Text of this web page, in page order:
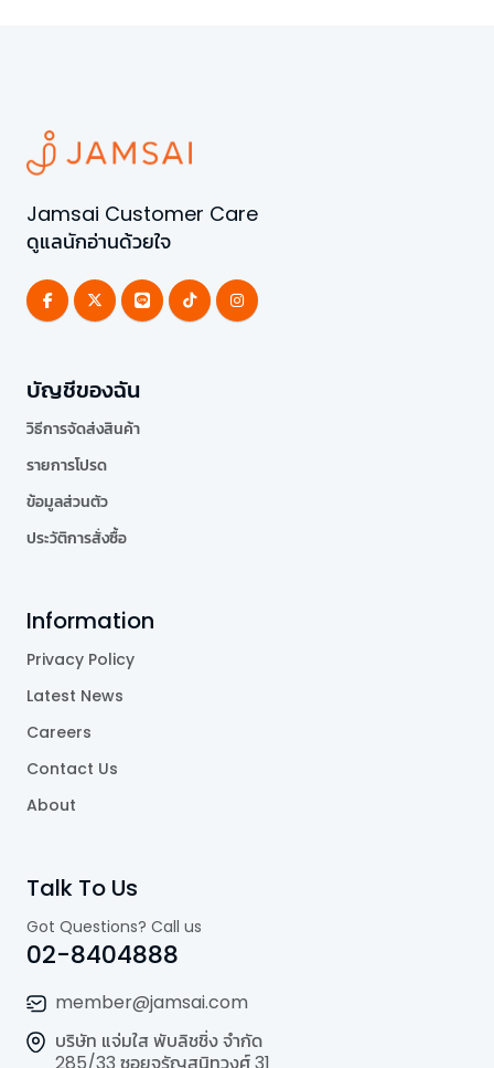
Jamsai Customer Care
ดูแลนักอ่านด้วยใจ
บัญชีของฉัน
วิธีการจัดส่งสินค้า
รายการโปรด
ข้อมูลส่วนตัว
ประวัติการสั่งซื้อ
Information
Privacy Policy
Latest News
Careers
Contact Us
About
Talk To Us
Got Questions? Call us
02-8404888
member@jamsai.com
บริษัท แจ่มใส พับลิชชิ่ง จำกัด